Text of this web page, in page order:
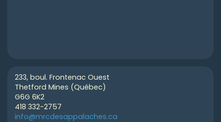
233, boul. Frontenac Ouest
Thetford Mines (Québec)
G6G 6K2
418 332-2757
info@mrcdesappalaches.ca